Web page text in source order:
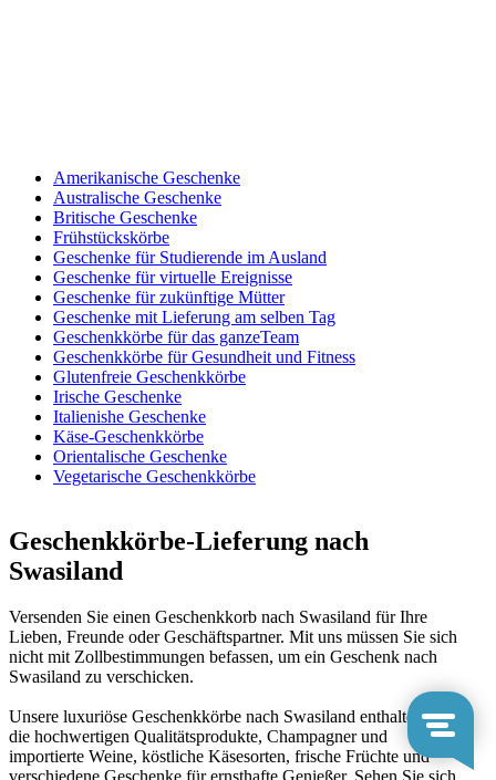
Amerikanische Geschenke
Australische Geschenke
Britische Geschenke
Frühstückskörbe
Geschenke für Studierende im Ausland
Geschenke für virtuelle Ereignisse
Geschenke für zukünftige Mütter
Geschenke mit Lieferung am selben Tag
Geschenkkörbe für das ganzeTeam
Geschenkkörbe für Gesundheit und Fitness
Glutenfreie Geschenkkörbe
Irische Geschenke
Italienishe Geschenke
Käse-Geschenkkörbe
Orientalische Geschenke
Vegetarische Geschenkkörbe
Geschenkkörbe-Lieferung nach
Swasiland
Versenden Sie einen Geschenkkorb nach Swasiland für Ihre
Lieben, Freunde oder Geschäftspartner. Mit uns müssen Sie sich
nicht mit Zollbestimmungen befassen, um ein Geschenk nach
Swasiland zu verschicken.
Unsere luxuriöse Geschenkkörbe nach Swasiland enthalten nur
die hochwertigen Qualitätsprodukte, Champagner und
importierte Weine, köstliche Käsesorten, frische Früchte und